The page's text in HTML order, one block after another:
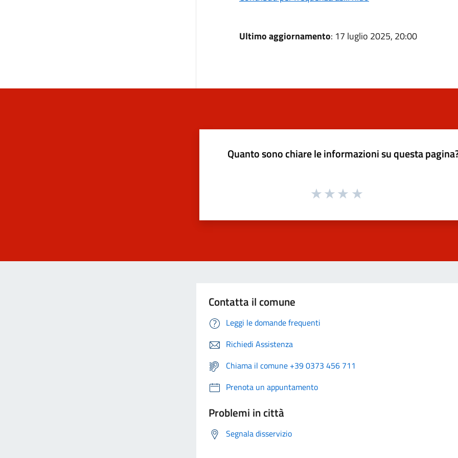
Ultimo aggiornamento: 17 luglio 2025, 20:00
Quanto sono chiare le informazioni su questa
Contatta il comune
Leggi le domande frequenti
Richiedi Assistenza
Chiama il comune +39 0373 456 711
Prenota un appuntamento
Problemi in città
Segnala disservizio